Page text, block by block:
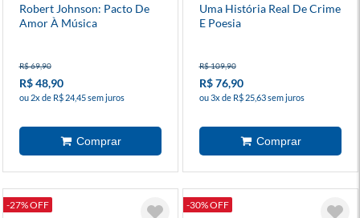
Robert Johnson: Pacto De
Amor À Música
R$ 69,90
R$ 48,90
ou 2x de R$ 24,45 sem juros
Uma História Real De Crime
E Poesia
R$ 109,90
R$ 76,90
ou 3x de R$ 25,63 sem juros
-27% OFF -30% OFF